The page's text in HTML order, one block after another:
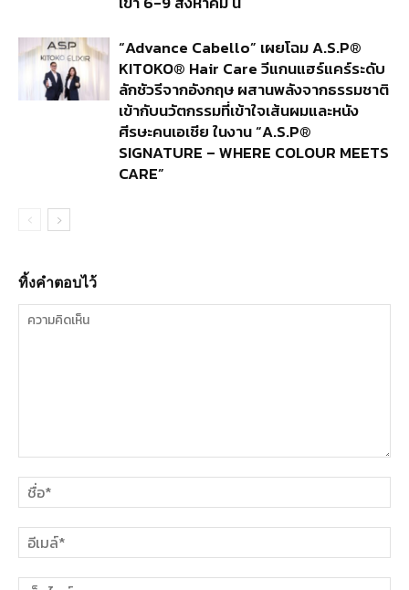
“Advance Cabello” เผยโฉม A.S.P®
KITOKO® Hair Care วีแกนแฮร์แคร์ระดับ
ลักชัวรีจากอังกฤษ ผสานพลังจากธรรมชาติ
เข้ากับนวัตกรรมที่เข้าใจเส้นผมและหนัง
ศีรษะคนเอเชีย ในงาน “A.S.P®
SIGNATURE – WHERE COLOUR MEETS
CARE”
ทิ้งคำตอบไว้